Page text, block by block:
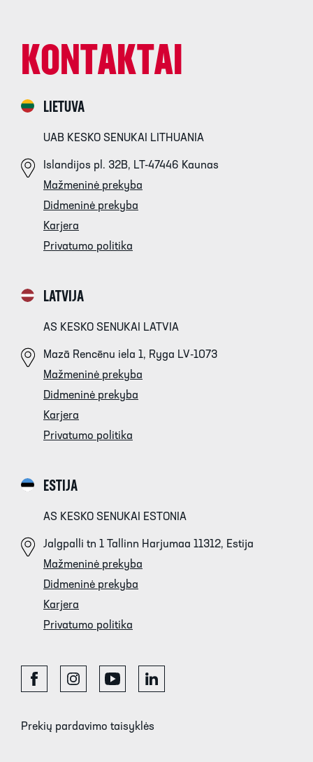
KONTAKTAI
LIETUVA
UAB KESKO SENUKAI LITHUANIA
Islandijos pl. 32B, LT-47446 Kaunas
Mažmeninė prekyba
Didmeninė prekyba
Karjera
Privatumo politika
LATVIJA
AS KESKO SENUKAI LATVIA
Mazā Rencēnu iela 1, Ryga LV-1073
Mažmeninė prekyba
Didmeninė prekyba
Karjera
Privatumo politika
ESTIJA
AS KESKO SENUKAI ESTONIA
Jalgpalli tn 1 Tallinn Harjumaa 11312, Estija
Mažmeninė prekyba
Didmeninė prekyba
Karjera
Privatumo politika
Prekių pardavimo taisyklės